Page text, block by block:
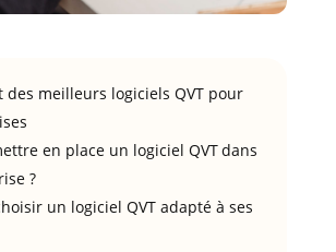
des meilleurs logiciels QVT pour
en place un logiciel QVT dans
?
un logiciel QVT adapté à ses